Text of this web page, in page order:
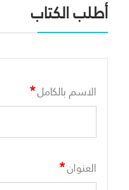
أطلب الكتاب
الاسم بالكامل*
العنوان*